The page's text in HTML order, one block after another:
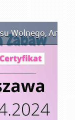
Wolnego,